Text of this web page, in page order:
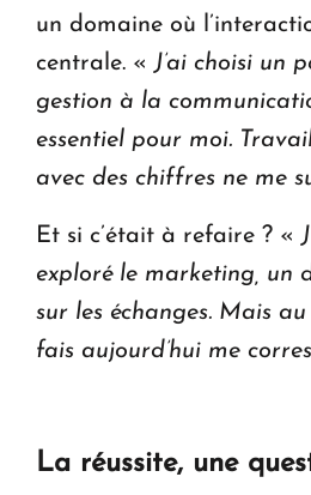
un domaine où
centrale. « J’ai choisi un
gestion à la
essentiel pour moi.
avec des chiffres ne me
Et si c’était à refaire ? «
exploré le marketing, un
sur les échanges. Mais
fais aujourd’hui me
La réussite, une